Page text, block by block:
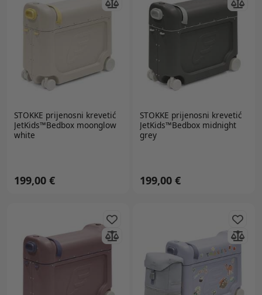
STOKKE prijenosni krevetić
JetKids™Bedbox moonglow
white
199,00 €
STOKKE prijenosni krevetić
JetKids™Bedbox midnight
grey
199,00 €